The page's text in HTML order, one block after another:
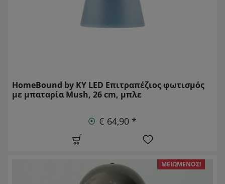
HomeBound by KY LED Επιτραπέζιος φωτισμός
με μπαταρία Mush, 26 cm, μπλε
€ 64,90 *
ΜΕΙΩΜΈΝΟΣ!